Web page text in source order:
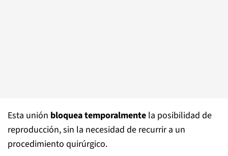
Esta unión bloquea temporalmente la posibilidad de
reproducción, sin la necesidad de recurrir a un
procedimiento quirúrgico.